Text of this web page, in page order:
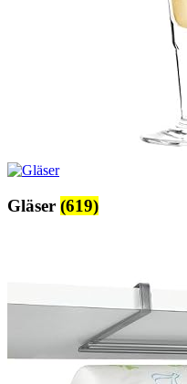
Gläser (619)